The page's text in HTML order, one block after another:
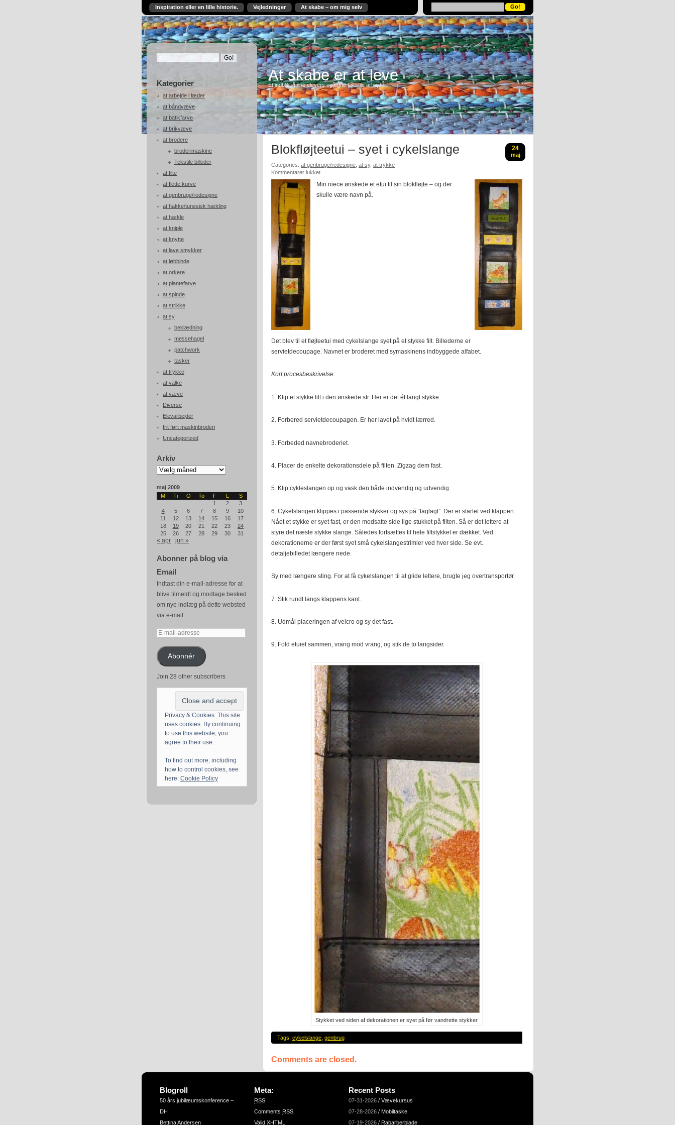
Inspiration eller en lille historie. Vejledninger At skabe – om mig selv
Kategorier
at arbejde i læder
at båndvæve
at batikfarve
at brikvæve
at brodere
broderimaskine
Tekstile billeder
at filte
at flette kurve
at genbruge/redesigne
at hakke/tunesisk hækling
at hækle
at kniple
at knytte
at lave smykker
at løbbinde
at orkere
at plantefarve
at spinde
at strikke
at sy
beklædning
messehagel
patchwork
tasker
at trykke
at valke
at væve
Diverse
Elevarbejder
frit ført maskinbroderi
Uncategorized
Arkiv
Arkiv
maj 2009
M
Ti O To F L
S
1
2
3
4
5 6 7 8 9
10
11
12 13 14 15 16
17
18
19 20 21 22 23
24
25
26 27 28 29 30 31
« apr jun »
Abonner på blog via
Email
Indtast din e-mail-adresse for at
blive tilmeldt og modtage besked
om nye indlæg på dette websted
via e-mail.
E-
adresseAbonnér
Join 28 other subscribers
Privacy & Cookies: This site
uses cookies. By continuing
to use this website, you
agree to their use.
To find out more, including
how to control cookies, see
here: Cookie Policy
At skabe er at leve
Et indblik i mine elevers og egne tekstile arbejder.
Blokfløjteetui – syet i cykelslange 24
maj
Categories: at genbruge/redesigne at sy, at trykke
Kommentarer lukkettil
–
syet
Min niece ønskede etetui til sin blokfløjte – og der
skulle være navn på.
Det blev til et fløjteetui med cykelslange syet på et stykke filt. Billederne er
servietdecoupage. Navnet er broderet med symaskinens indbyggede alfabet.
Kort procesbeskrivelse:
1. Klip et stykke filt i den ønskede str. Her er det ét langt stykke.
2. Forbered servietdecoupagen. Er her lavet på hvidt lærred.
3. Forbeded navnebroderiet.
4. Placer de enkelte dekorationsdele på filten. Zigzag dem fast.
5. Klip cykleslangen op og vask den både indvendig og udvendig.
6. Cykelslangen klippes i passende stykker og sys på “taglagt”. Der er startet ved klappen.
Nået et stykke er syet fast, er den modsatte side lige stukket på filten. Så er det lettere at
styre det næste stykke slange. Således fortsættes til hele filtstykket er dækket. Ved
dekorationerne er der først syet små cykelslangestrimler ved hver side. Se evt.
detaljebilledet længere nede.
Sy med længere sting. For at få cykelslangen til at glide lettere, brugte jeg overtransportør.
7. Stik rundt langs klappens kant.
8. Udmål placeringen af velcro og sy det fast.
9. Fold etuiet sammen, vrang mod vrang, og stik de to langsider.
Stykket ved siden af dekorationen er syet på før vandrette stykker.
Tags: cykelslange genbrug
Comments are closed.
Blogroll
50 års jubilæumskonference –
DH
Bettina Andersen
Meta:
RSS
Comments RSS
Valid XHTML
Recent Posts
07-31-2026 / Vævekursus
07-28-2026 / Mobiltaske
07-19-2026 / Rabarberblade